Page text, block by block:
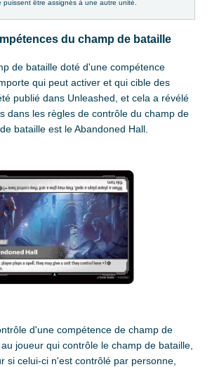
puissent être assignés à une autre unité.
du champ de bataille
de bataille doté d'une compétence
qui peut activer et qui cible des
publié dans Unleashed, et cela a révélé
dans les règles de contrôle du champ de
bataille est le Abandoned Hall.
d'une compétence de champ de
joueur qui contrôle le champ de bataille,
si celui-ci n'est contrôlé par personne,